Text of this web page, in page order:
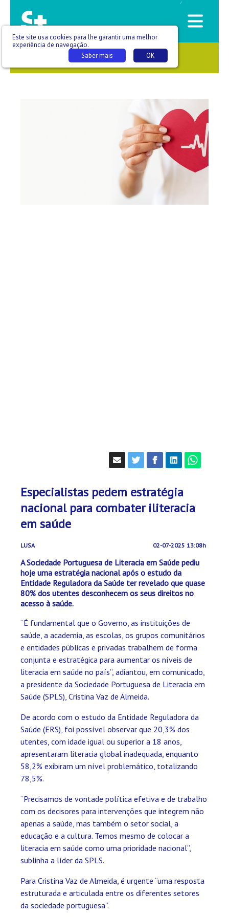
/
SAÚDE QUE SE VÊ
Especialistas pedem estratégia
nacional para combater iliteracia
em saúde
LUSA 02-07-2025 13:08h
A Sociedade Portuguesa de Literacia em Saúde pediu
hoje uma estratégia nacional após o estudo da
Entidade Reguladora da Saúde ter revelado que quase
80% dos utentes desconhecem os seus direitos no
acesso à saúde.
“É fundamental que o Governo, as instituições de
saúde, a academia, as escolas, os grupos comunitários
e entidades públicas e privadas trabalhem de forma
conjunta e estratégica para aumentar os níveis de
literacia em saúde no país”, adiantou, em comunicado,
a presidente da Sociedade Portuguesa de Literacia em
Saúde (SPLS), Cristina Vaz de Almeida.
De acordo com o estudo da Entidade Reguladora da
Saúde (ERS), foi possível observar que 20,3% dos
utentes, com idade igual ou superior a 18 anos,
apresentaram literacia global inadequada, enquanto
58,2% exibiram um nível problemático, totalizando
78,5%.
“Precisamos de vontade política efetiva e de trabalho
com os decisores para intervenções que integrem não
apenas a saúde, mas também o setor social, a
educação e a cultura. Temos mesmo de colocar a
literacia em saúde como uma prioridade nacional”,
sublinha a líder da SPLS.
Para Cristina Vaz de Almeida, é urgente “uma resposta
estruturada e articulada entre os diferentes setores
da sociedade portuguesa”.
Este site usa cookies para lhe garantir uma melhor
experiência de navegação.
OK
Saber mais